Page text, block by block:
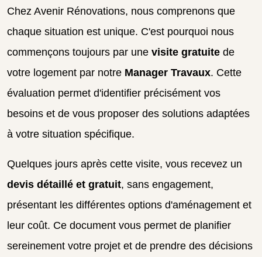
Chez Avenir Rénovations, nous comprenons que
chaque situation est unique. C'est pourquoi nous
commençons toujours par une visite gratuite de
votre logement par notre Manager Travaux. Cette
évaluation permet d'identifier précisément vos
besoins et de vous proposer des solutions adaptées
à votre situation spécifique.
Quelques jours après cette visite, vous recevez un
devis détaillé et gratuit, sans engagement,
présentant les différentes options d'aménagement et
leur coût. Ce document vous permet de planifier
sereinement votre projet et de prendre des décisions